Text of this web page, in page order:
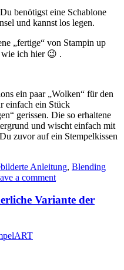
benötigst eine Schablone
und kannst los legen.
„fertige“ von Stampin up
wie ich hier 😉 .
ein paar „Wolken“ für den
einfach ein Stück
gerissen. Die so erhaltene
und wischt einfach mit
zuvor auf ein Stempelkissen
Anleitung, Blending
a comment
Variante der